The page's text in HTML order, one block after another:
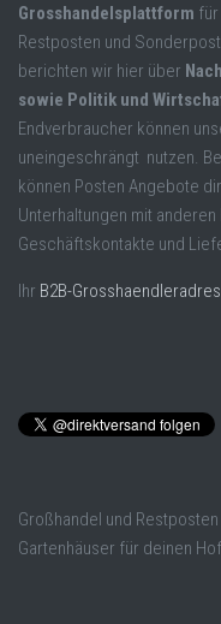
Grosshandelsplattform
Restposten und
berichten wir hier über
sowie Politik und
Endverbraucher können
uneingeschrängt nutzen.
können Posten Angebote
Unterhaltungen mit
Geschäftskontakte und
Ihr B2B-
Großhandel und
Gartenhäuser für deinen